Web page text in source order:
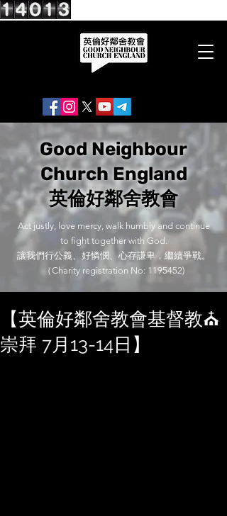
Good Neighbour
Church England
英倫好鄰舍教會
Act justly, love mercy, walk humbly and continue
to fight together with God.
讓我們行公義、好憐憫、心存謙卑，繼續爭戰。
（Charity registration No: 1195452)
【英倫好鄰舍教會基督教⛪
崇拜 7月13-14日】